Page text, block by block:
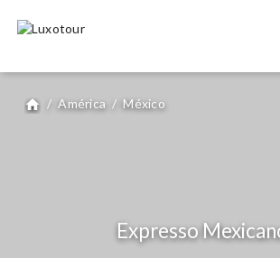
home / América / México
Expresso